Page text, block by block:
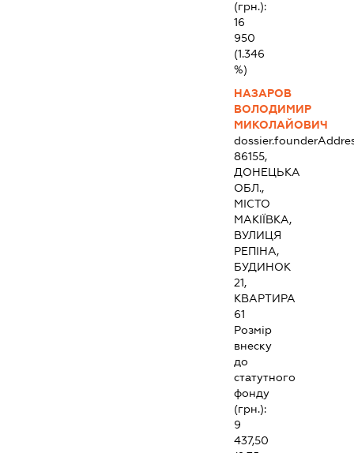
(грн.):
16
950
(1.346
%)
НАЗАРОВ
ВОЛОДИМИР
МИКОЛАЙОВИЧ
86155,
ДОНЕЦЬКА
ОБЛ.,
МІСТО
МАКІЇВКА,
ВУЛИЦЯ
РЕПІНА,
БУДИНОК
21,
КВАРТИРА
61
Розмір
внеску
до
статутного
фонду
(грн.):
9
437,50